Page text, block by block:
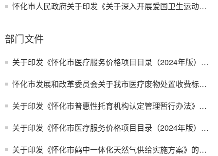
怀化市人民政府关于印发《关于深入开展爱国卫生运动的实施意见》的通知
部门文件
关于印发《怀化市医疗服务价格项目目录（2024年版）》的通知
怀化市发展和改革委员会关于我市医疗废物处置收费标准有关事项的通知（试行）
关于印发《怀化市普惠性托育机构认定管理暂行办法》的通知
关于印发《怀化市医疗服务价格项目目录（2024年版）》的通知
关于印发《怀化市鹤中一体化天然气供给实施方案》的通知